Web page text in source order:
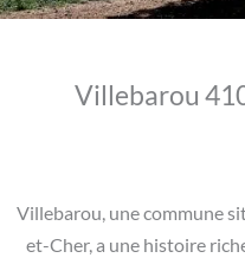
Villebarou
Villebarou, une commune
et-Cher, a une histoire